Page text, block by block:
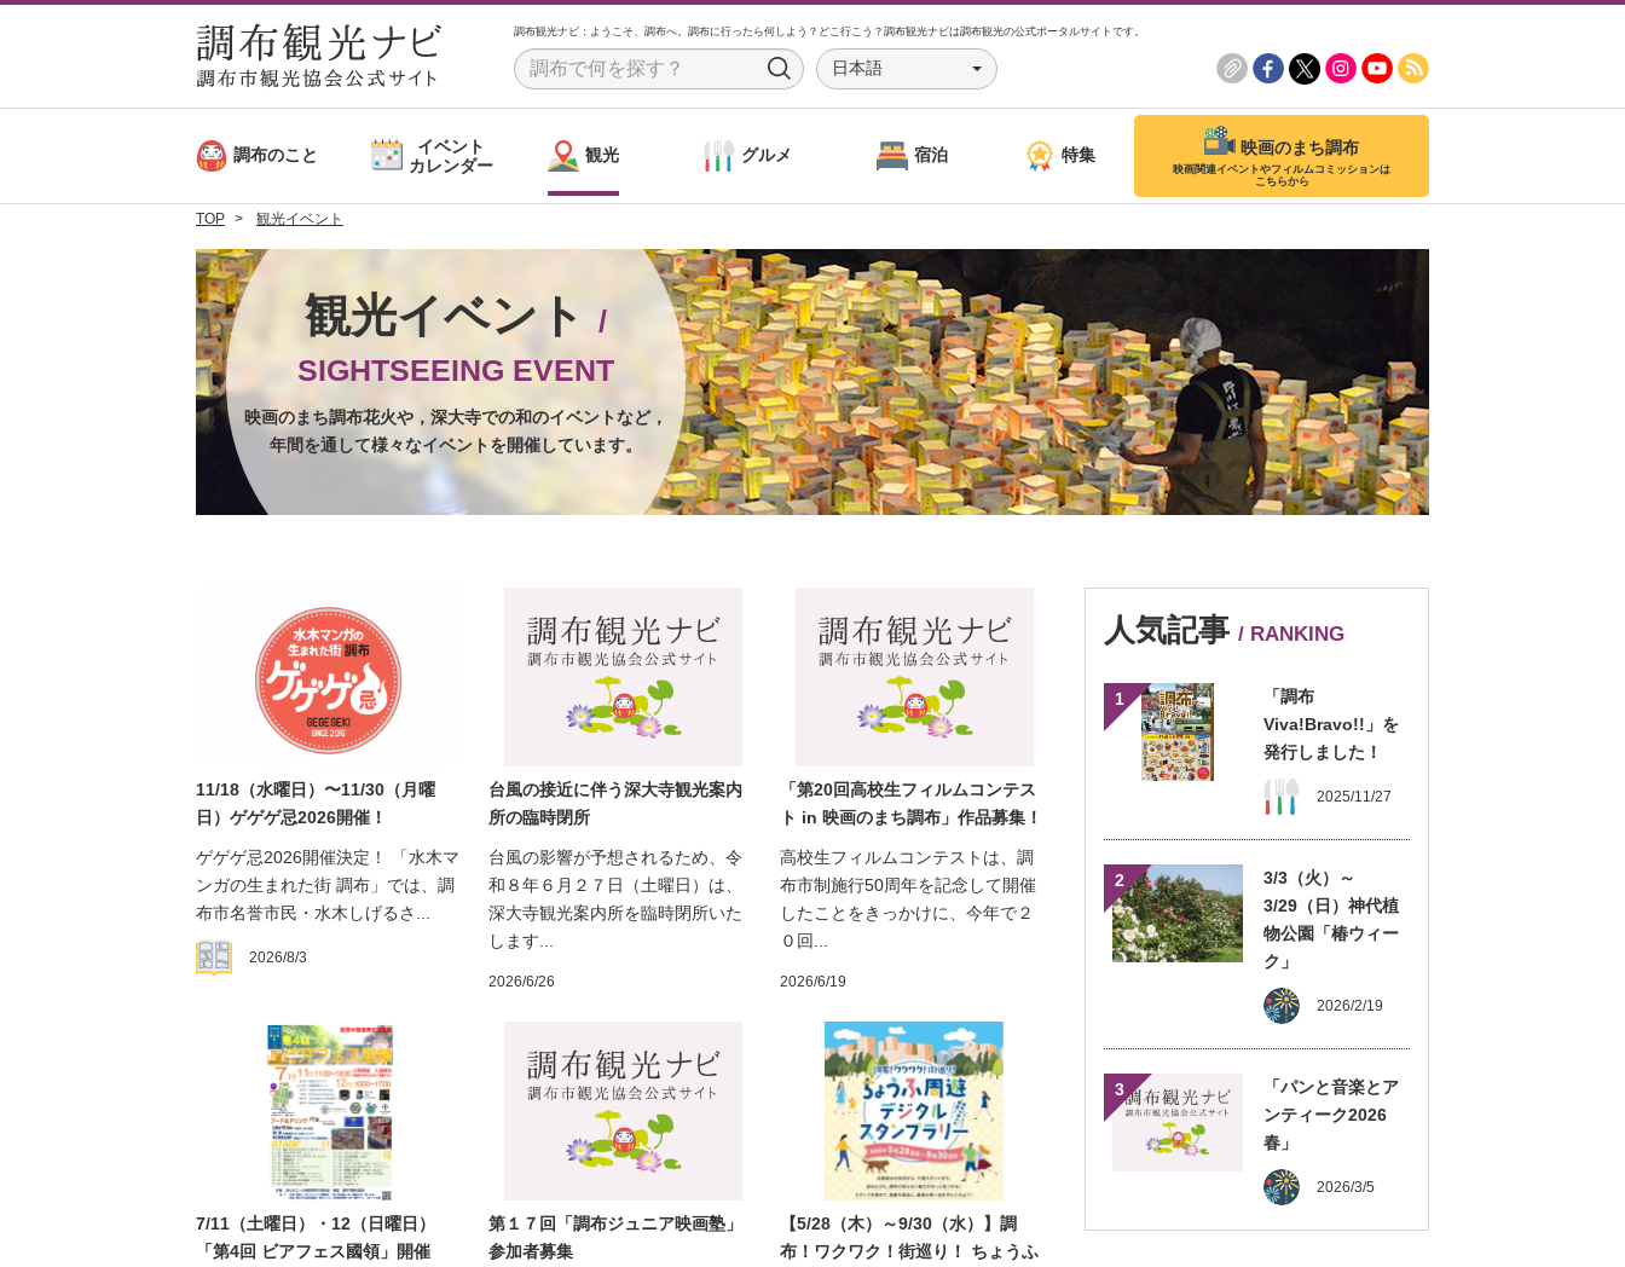
調布観光ナビ：ようこそ、調布へ。調布に行ったら何しよう？どこ行こう？調布観光ナビは調布観光の公式ポータルサイトです。
S
c
日本語
調布のこと
イベント
カレンダー
観光 グルメ 宿泊 特集 映画のまち調布
映画関連イベントやフィルムコミッションは
こちらから
TOP 観光イベント
観光イベント
/
SIGHTSEEING EVENT
映画のまち調布花火や，深大寺での和のイベントなど，
年間を通して様々なイベントを開催しています。
11/18（水曜日）〜11/30（月曜
日）ゲゲゲ忌2026開催！
ゲゲゲ忌2026開催決定！ 「水木マ
ンガの生まれた街 調布」では、調
布市名誉市民・水木しげるさ...
2026/8/3
台風の接近に伴う深大寺観光案内
所の臨時閉所
台風の影響が予想されるため、令
和８年６月２７日（土曜日）は、
深大寺観光案内所を臨時閉所いた
します...
2026/6/26
「第20回高校生フィルムコンテス
ト in 映画のまち調布」作品募集！
高校生フィルムコンテストは、調
布市制施行50周年を記念して開催
したことをきっかけに、今年で２
０回...
2026/6/19
7/11（土曜日）・12（日曜日）
「第4回 ビアフェス國領」開催
第１７回「調布ジュニア映画塾」
参加者募集
【5/28（木）～9/30（水）】調
布！ワクワク！街巡り！ ちょうふ
人気記事 / RANKING
1
「調布
Viva!Bravo!!」を
発行しました！
2025/11/27
2
3/3（火）～
3/29（日）神代植
物公園「椿ウィー
ク」
2026/2/19
3
「パンと音楽とア
ンティーク2026
春」
2026/3/5